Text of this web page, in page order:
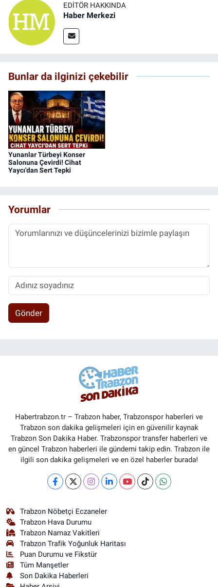
EDITÖR HAKKINDA
Haber Merkezi
Bunlar da ilginizi çekebilir
Yunanlar Türbeyi Konser
Salonuna Çevirdi! Cihat
Yaycı'dan Sert Tepki
Yorumlar
Gönder
Habertrabzon.tr – Trabzon haber, Trabzonspor haberleri ve
Trabzon son dakika gelişmeleri için en güvenilir kaynak
Trabzon Son Dakika Haber. Trabzonspor transfer haberleri ve
en güncel Trabzon haberleri ile gündemi takip edin. Trabzon ile
ilgili son dakika gelişmeleri ve en özel haberler burada!
Trabzon Nöbetçi Eczaneler
Trabzon Hava Durumu
Trabzon Namaz Vakitleri
Trabzon Trafik Yoğunluk Haritası
Puan Durumu ve Fikstür
Tüm Manşetler
Son Dakika Haberleri